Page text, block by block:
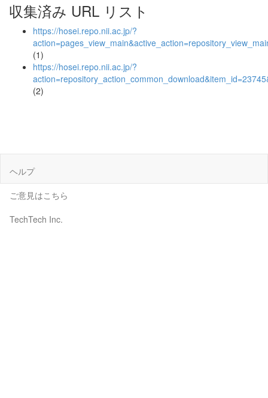
収集済み URL リスト
https://hosei.repo.nii.ac.jp/?
(1)
https://hosei.repo.nii.ac.jp/?
(2)
ヘルプ
ご意見はこちら
TechTech Inc.